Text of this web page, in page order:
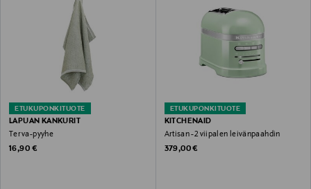
ETUKUPONKITUOTE
LAPUAN KANKURIT
Terva-pyyhe
Original Price
16,90 €
ETUKUPONKITUOTE
KITCHENAID
Artisan -2 viipalen leivänpaahdin
Original Price
379,00 €